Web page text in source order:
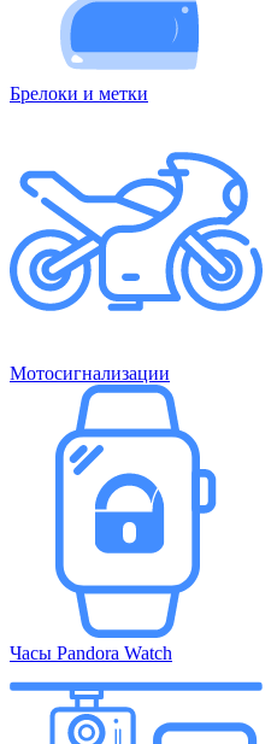
Брелоки и метки
Мотосигнализации
Часы Pandora Watch